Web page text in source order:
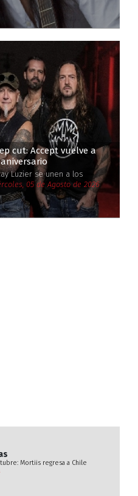
cut: Accept vuelve a
Luzier se unen a los
05 de Agosto de 2026
Mortiis regresa a Chile